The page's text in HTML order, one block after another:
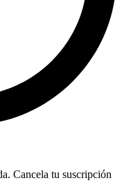
Cancela tu suscripción